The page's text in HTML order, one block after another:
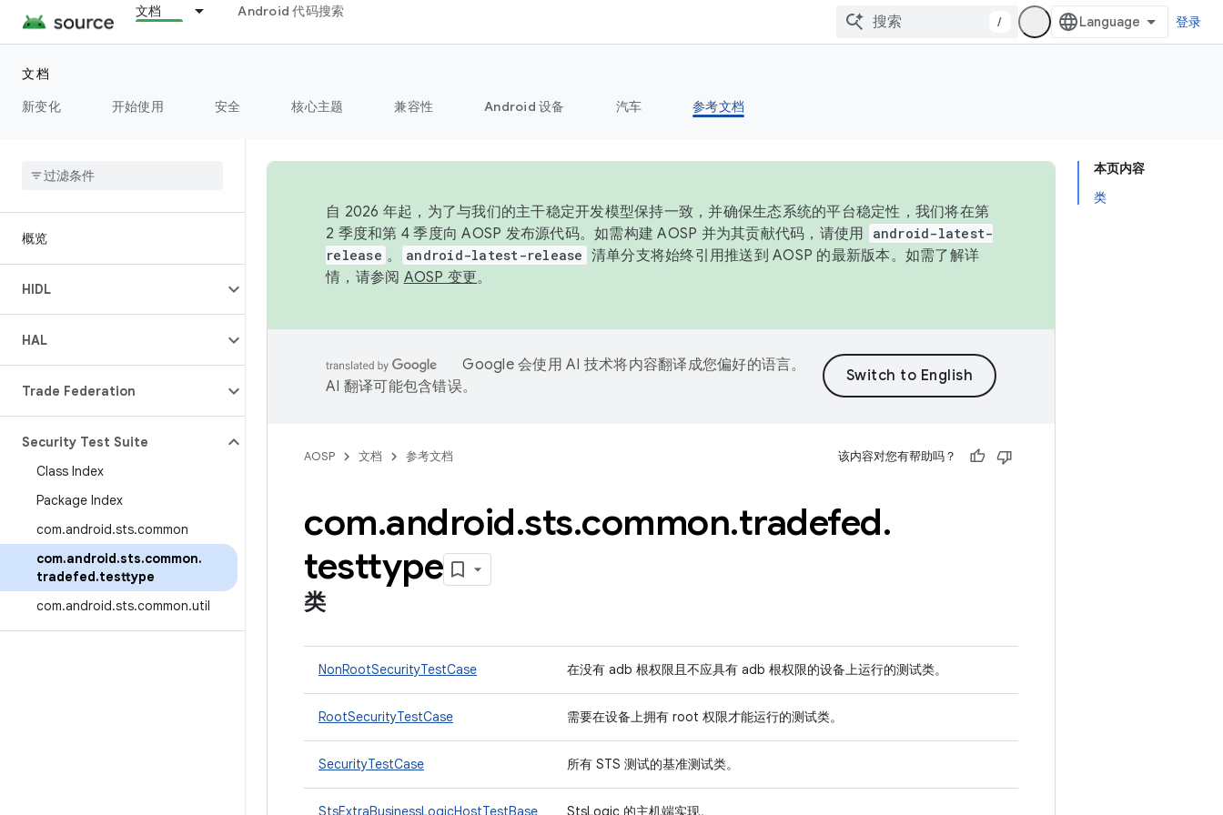
文档 Android 代码搜索
/ 登录
文档
新变化
开始使用 安全 核心主题 兼容性 Android 设备 汽车 参考文档
概览
HIDL
HAL
Trade Federation
Security Test Suite
Class Index
Package Index
com.android.sts.common
com.android.sts.common.
tradefed.testtype
com.android.sts.common.util
本页内容
类
自 2026 年起，为了与我们的主干稳定开发模型保持一致，并确保生态系统的平台稳定性，我们将在第
2 季度和第 4 季度向 AOSP 发布源代码。如需构建 AOSP 并为其贡献代码，请使用
android-latest-
release 。 android-latest-release 清单分支将始终引用推送到 AOSP 的最新版本。如需了解详
情，请参阅 AOSP 变更。
Google 会使用 AI 技术将内容翻译成您偏好的语言。
AI 翻译可能包含错误。
AOSP 文档 参考文档 该内容对您有帮助吗？
com.android.sts.common.tradefed.
testtype
类
NonRootSecurityTestCase 在没有 adb 根权限且不应具有 adb 根权限的设备上运行的测试类。
RootSecurityTestCase 需要在设备上拥有 root 权限才能运行的测试类。
SecurityTestCase 所有 STS 测试的基准测试类。
StsExtraBusinessLogicHostTestBase StsLogic 的主机端实现。